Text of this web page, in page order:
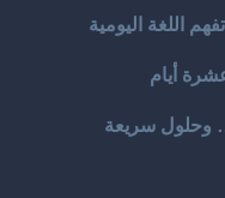
اللغة اليومية
وحلول سريعة